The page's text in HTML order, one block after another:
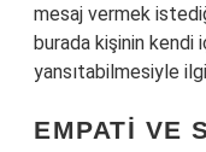
mesaj vermek
burada kişinin kendi
yansıtabilmesiyle
EMPATI VE